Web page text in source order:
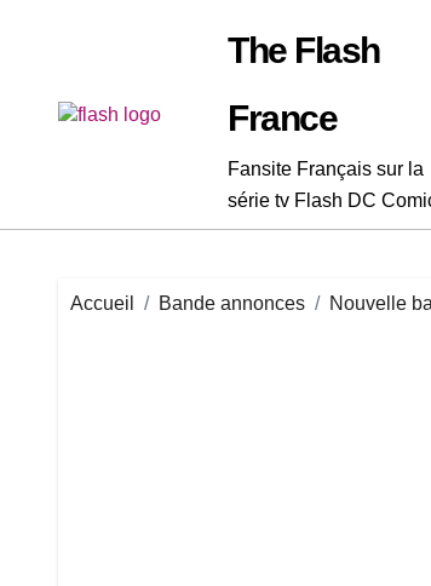
The Flash
France
Fansite Français sur la
série tv Flash DC
Accueil Bande annonces Nouvelle